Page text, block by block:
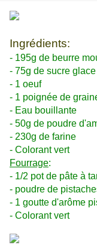
Ingrédients:
- 195g de beurre
- 75g de sucre glace
- 1 oeuf
- 1 poignée de
- Eau bouillante
- 50g de poudre
- 230g de farine
- Colorant vert
Fourrage:
- 1/2 pot de pâte à
- poudre de
- 1 goutte d'arôme
- Colorant vert